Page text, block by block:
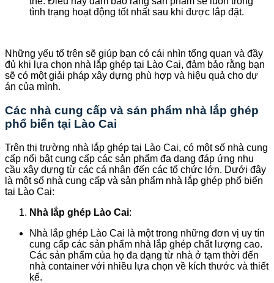
tình trạng hoạt động tốt nhất sau khi được lắp đặt.
Những yếu tố trên sẽ giúp bạn có cái nhìn tổng quan và đầy
đủ khi lựa chọn nhà lắp ghép tại Lào Cai, đảm bảo rằng bạn
sẽ có một giải pháp xây dựng phù hợp và hiệu quả cho dự
án của mình.
Các nhà cung cấp và sản phẩm nhà lắp ghép
phổ biến tại Lào Cai
Trên thị trường nhà lắp ghép tại Lào Cai, có một số nhà cung
cấp nổi bật cung cấp các sản phẩm đa dạng đáp ứng nhu
cầu xây dựng từ các cá nhân đến các tổ chức lớn. Dưới đây
là một số nhà cung cấp và sản phẩm nhà lắp ghép phổ biến
tại Lào Cai:
Nhà lắp ghép Lào Cai:
Nhà lắp ghép Lào Cai là một trong những đơn vị uy tín
cung cấp các sản phẩm nhà lắp ghép chất lượng cao.
Các sản phẩm của họ đa dạng từ nhà ở tạm thời đến
nhà container với nhiều lựa chọn về kích thước và thiết
kế.